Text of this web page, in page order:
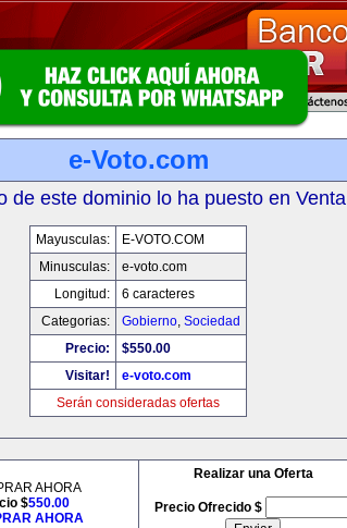
e-Voto.com
de este dominio lo ha puesto en Venta
Mayusculas:
E-VOTO.COM
Minusculas:
e-voto.com
Longitud:
6 caracteres
Categorias:
Gobierno, Sociedad
Precio:
$550.00
Visitar!
e-voto.com
Serán consideradas ofertas
AHORA
$550.00
AHORA
Realizar una Oferta
Precio Ofrecido $